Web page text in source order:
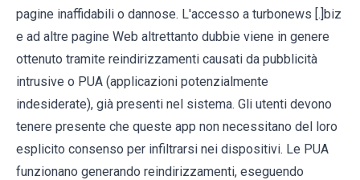
pagine inaffidabili o dannose. L'accesso a turbonews [.]biz
e ad altre pagine Web altrettanto dubbie viene in genere
ottenuto tramite reindirizzamenti causati da pubblicità
intrusive o PUA (applicazioni potenzialmente
indesiderate), già presenti nel sistema. Gli utenti devono
tenere presente che queste app non necessitano del loro
esplicito consenso per infiltrarsi nei dispositivi. Le PUA
funzionano generando reindirizzamenti, eseguendo